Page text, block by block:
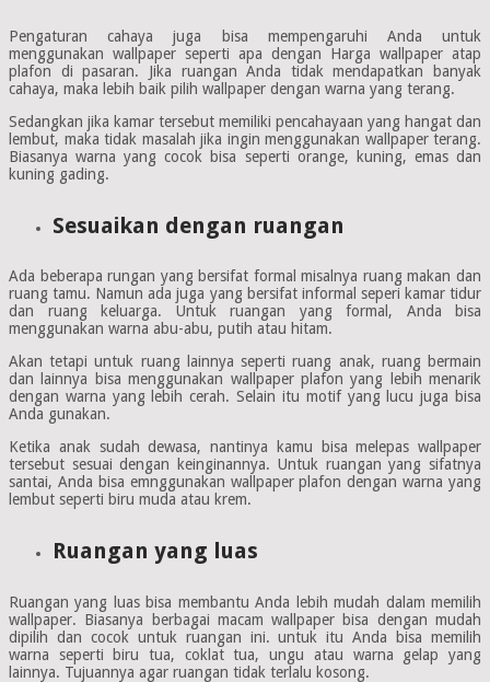
Pengaturan cahaya juga bisa mempengaruhi Anda untuk
menggunakan wallpaper seperti apa dengan Harga wallpaper atap
plafon di pasaran. Jika ruangan Anda tidak mendapatkan banyak
cahaya, maka lebih baik pilih wallpaper dengan warna yang terang.
Sedangkan jika kamar tersebut memiliki pencahayaan yang hangat dan
lembut, maka tidak masalah jika ingin menggunakan wallpaper terang.
Biasanya warna yang cocok bisa seperti orange, kuning, emas dan
kuning gading.
Sesuaikan dengan ruangan
Ada beberapa rungan yang bersifat formal misalnya ruang makan dan
ruang tamu. Namun ada juga yang bersifat informal seperi kamar tidur
dan ruang keluarga. Untuk ruangan yang formal, Anda bisa
menggunakan warna abu-abu, putih atau hitam.
Akan tetapi untuk ruang lainnya seperti ruang anak, ruang bermain
dan lainnya bisa menggunakan wallpaper plafon yang lebih menarik
dengan warna yang lebih cerah. Selain itu motif yang lucu juga bisa
Anda gunakan.
Ketika anak sudah dewasa, nantinya kamu bisa melepas wallpaper
tersebut sesuai dengan keinginannya. Untuk ruangan yang sifatnya
santai, Anda bisa emnggunakan wallpaper plafon dengan warna yang
lembut seperti biru muda atau krem.
Ruangan yang luas
Ruangan yang luas bisa membantu Anda lebih mudah dalam memilih
wallpaper. Biasanya berbagai macam wallpaper bisa dengan mudah
dipilih dan cocok untuk ruangan ini. untuk itu Anda bisa memilih
warna seperti biru tua, coklat tua, ungu atau warna gelap yang
lainnya. Tujuannya agar ruangan tidak terlalu kosong.